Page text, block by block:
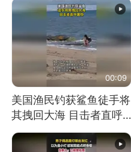
00:09
美国渔民钓获鲨鱼徒手将
其拽回大海 目击者直呼
震惊 （视频来源：参考
消息）